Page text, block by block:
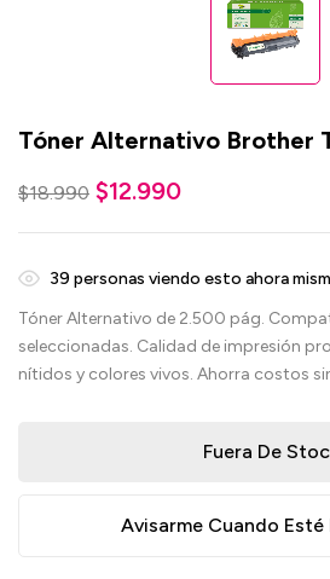
Tóner Alternativo Brother
$18.990 $12.990
39 personas viendo esto ahora
Tóner Alternativo de 2.500 pág.
seleccionadas. Calidad de impresión
nítidos y colores vivos. Ahorra costos
Fuera De
Avisarme Cuando Esté